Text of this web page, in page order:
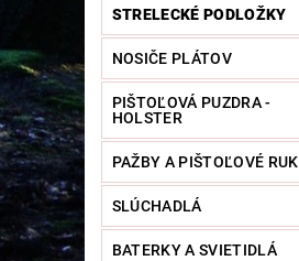
STRELECKÉ PODLOŽKY
NOSIČE PLÁTOV
PIŠTOĽOVÁ PUZDRA -
HOLSTER
PAŽBY A PIŠTOĽOVÉ
SLÚCHADLÁ
BATERKY A SVIETIDLÁ